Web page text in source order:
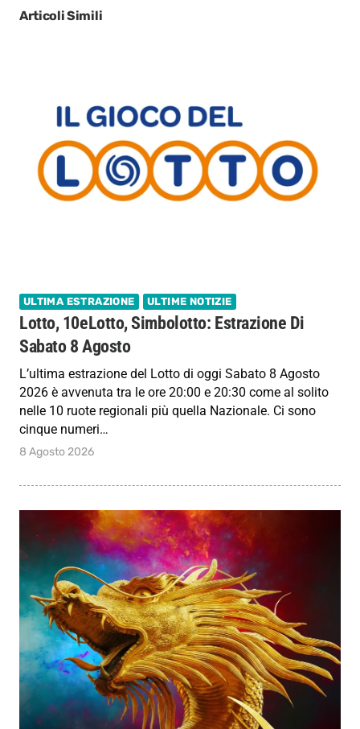
Articoli Simili
ULTIMA ESTRAZIONE ULTIME NOTIZIE
Lotto, 10eLotto, Simbolotto: Estrazione Di
Sabato 8 Agosto
L’ultima estrazione del Lotto di oggi Sabato 8 Agosto
2026 è avvenuta tra le ore 20:00 e 20:30 come al solito
nelle 10 ruote regionali più quella Nazionale. Ci sono
cinque numeri…
8 Agosto 2026